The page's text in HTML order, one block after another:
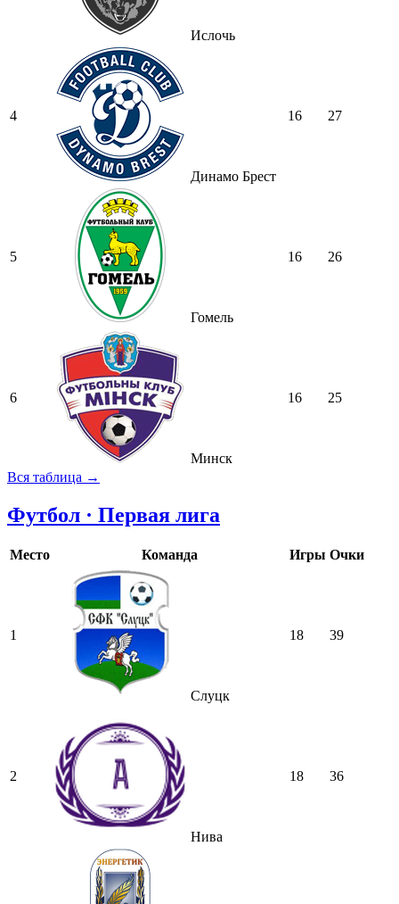
Ислочь
4
Динамо Брест
16 27
5
Гомель
16 26
6
Минск
16 25
Вся таблица →
Футбол · Первая лига
Место Команда Игры Очки
1
Слуцк
18 39
2
Нива
18 36